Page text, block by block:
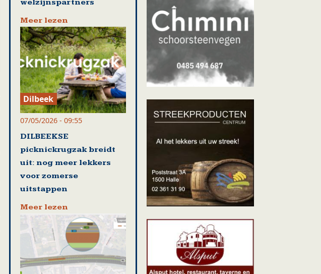
welzijnspartners
Meer lezen
Dilbeek
07/05/2026 - 09:55
DILBEEKSE
picknickrugzak breidt
uit: nog meer lekkers
voor zomerse
uitstappen
Meer lezen